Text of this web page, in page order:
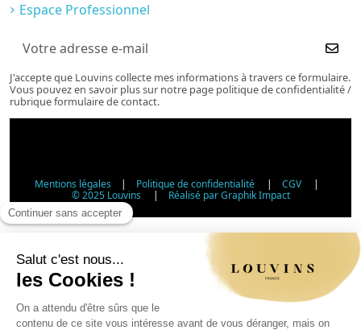
Espace Professionnel
J'accepte que Louvins collecte mes informations à travers ce formulaire.
Vous pouvez en savoir plus sur notre page politique de confidentialité /
rubrique formulaire de contact.
Mentions légales | Politique de confidentialité | CGV |
© 2025 Louvins | Réalisé par Graphik Impact
Vérification d'âge - Vente d'alcool
Conformément à l'article L3342-1 du Code de la santé
publique, la vente d'alcool est interdite aux mineurs de
moins de 18 ans. Veuillez confirmer votre âge.
Article L3342-1 du Code de la santé publique : la vente